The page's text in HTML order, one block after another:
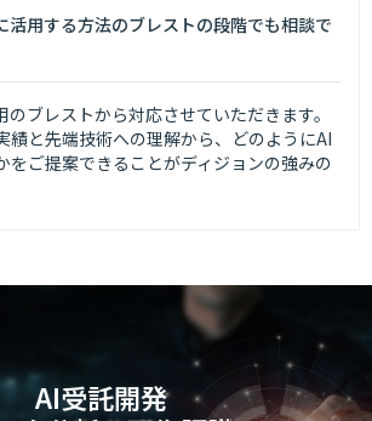
活用する方法のブレストの段階でも相談で
のブレストから対応させていただきます。
績と先端技術への理解から、どのようにAI
をご提案できることがディジョンの強みの
AI受託開発